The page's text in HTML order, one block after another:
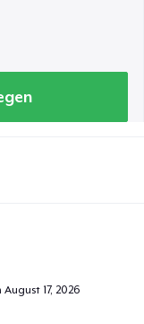
August 17, 2026